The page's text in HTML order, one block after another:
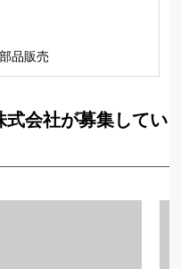
品販売
会社が募集してい